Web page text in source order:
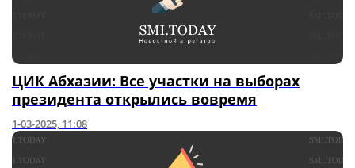
ЦИК Абхазии: Все участки на выборах
президента открылись вовремя
1-03-2025, 11:08